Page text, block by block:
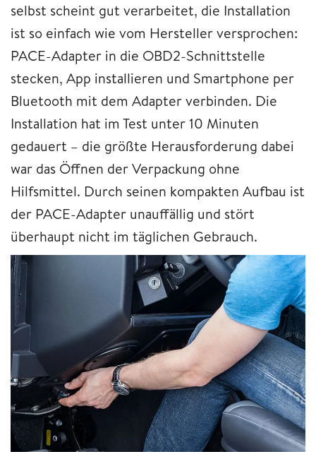
selbst scheint gut verarbeitet, die Installation
ist so einfach wie vom Hersteller versprochen:
PACE-Adapter in die OBD2-Schnittstelle
stecken, App installieren und Smartphone per
Bluetooth mit dem Adapter verbinden. Die
Installation hat im Test unter 10 Minuten
gedauert – die größte Herausforderung dabei
war das Öffnen der Verpackung ohne
Hilfsmittel. Durch seinen kompakten Aufbau ist
der PACE-Adapter unauffällig und stört
überhaupt nicht im täglichen Gebrauch.